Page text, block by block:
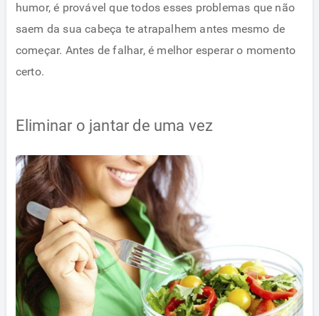
humor, é provável que todos esses problemas que não
saem da sua cabeça te atrapalhem antes mesmo de
começar. Antes de falhar, é melhor esperar o momento
certo.
Eliminar o jantar de uma vez